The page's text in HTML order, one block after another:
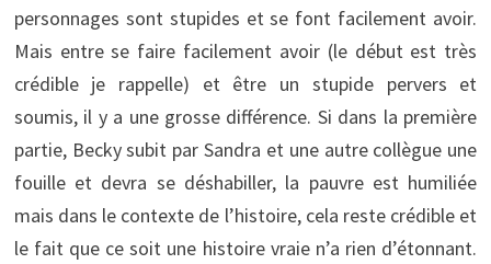
personnages sont stupides et se font facilement avoir.
Mais entre se faire facilement avoir (le début est très
crédible je rappelle) et être un stupide pervers et
soumis, il y a une grosse différence. Si dans la première
partie, Becky subit par Sandra et une autre collègue une
fouille et devra se déshabiller, la pauvre est humiliée
mais dans le contexte de l’histoire, cela reste crédible et
le fait que ce soit une histoire vraie n’a rien d’étonnant.